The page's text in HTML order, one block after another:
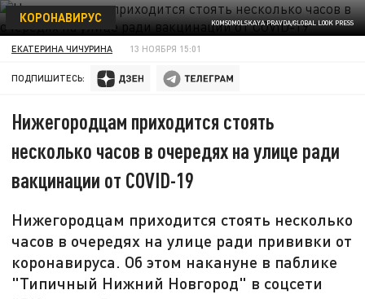
KOMSOMOLSKAYA PRAVDA/GLOBAL LOOK PRESS
КОРОНАВИРУС
ЕКАТЕРИНА ЧИЧУРИНА 13 НОЯБРЯ 15:01
ПОДПИШИТЕСЬ:
Нижегородцам приходится стоять
несколько часов в очередях на улице ради
вакцинации от COVID-19
Нижегородцам приходится стоять несколько
часов в очередях на улице ради прививки от
коронавируса. Об этом накануне в паблике
"Типичный Нижний Новгород" в соцсети